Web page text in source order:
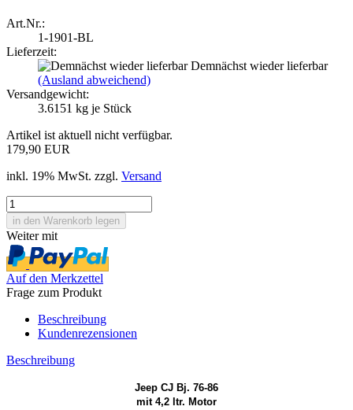
Art.Nr.:
1-1901-BL
Lieferzeit:
Demnächst wieder lieferbar
(Ausland abweichend)
Versandgewicht:
3.6151 kg je Stück
Artikel ist aktuell nicht verfügbar.
179,90 EUR
inkl. 19% MwSt. zzgl. Versand
Weiter mit
Auf den Merkzettel
Frage zum Produkt
Beschreibung
Kundenrezensionen
Beschreibung
Jeep CJ Bj. 76-86
mit 4,2 ltr. Motor